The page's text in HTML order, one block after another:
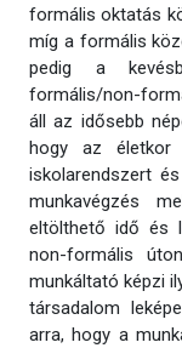
formális oktatás
míg a formális
pedig a
formális/non-
áll az idősebb
hogy az életkor
iskolarendszert
munkavégzés
eltölthető idő és
non-formális
munkáltató képzi
társadalom
arra, hogy a